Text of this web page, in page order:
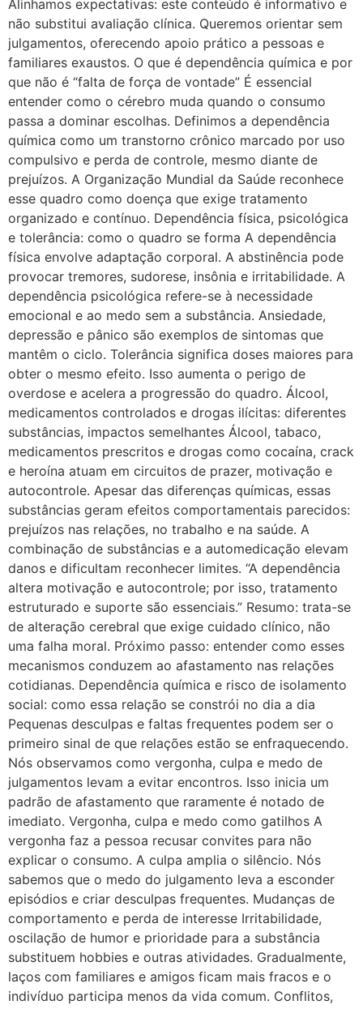
Alinhamos expectativas: este conteúdo é informativo e
não substitui avaliação clínica. Queremos orientar sem
julgamentos, oferecendo apoio prático a pessoas e
familiares exaustos. O que é dependência química e por
que não é “falta de força de vontade” É essencial
entender como o cérebro muda quando o consumo
passa a dominar escolhas. Definimos a dependência
química como um transtorno crônico marcado por uso
compulsivo e perda de controle, mesmo diante de
prejuízos. A Organização Mundial da Saúde reconhece
esse quadro como doença que exige tratamento
organizado e contínuo. Dependência física, psicológica
e tolerância: como o quadro se forma A dependência
física envolve adaptação corporal. A abstinência pode
provocar tremores, sudorese, insônia e irritabilidade. A
dependência psicológica refere-se à necessidade
emocional e ao medo sem a substância. Ansiedade,
depressão e pânico são exemplos de sintomas que
mantêm o ciclo. Tolerância significa doses maiores para
obter o mesmo efeito. Isso aumenta o perigo de
overdose e acelera a progressão do quadro. Álcool,
medicamentos controlados e drogas ilícitas: diferentes
substâncias, impactos semelhantes Álcool, tabaco,
medicamentos prescritos e drogas como cocaína, crack
e heroína atuam em circuitos de prazer, motivação e
autocontrole. Apesar das diferenças químicas, essas
substâncias geram efeitos comportamentais parecidos:
prejuízos nas relações, no trabalho e na saúde. A
combinação de substâncias e a automedicação elevam
danos e dificultam reconhecer limites. “A dependência
altera motivação e autocontrole; por isso, tratamento
estruturado e suporte são essenciais.” Resumo: trata-se
de alteração cerebral que exige cuidado clínico, não
uma falha moral. Próximo passo: entender como esses
mecanismos conduzem ao afastamento nas relações
cotidianas. Dependência química e risco de isolamento
social: como essa relação se constrói no dia a dia
Pequenas desculpas e faltas frequentes podem ser o
primeiro sinal de que relações estão se enfraquecendo.
Nós observamos como vergonha, culpa e medo de
julgamentos levam a evitar encontros. Isso inicia um
padrão de afastamento que raramente é notado de
imediato. Vergonha, culpa e medo como gatilhos A
vergonha faz a pessoa recusar convites para não
explicar o consumo. A culpa amplia o silêncio. Nós
sabemos que o medo do julgamento leva a esconder
episódios e criar desculpas frequentes. Mudanças de
comportamento e perda de interesse Irritabilidade,
oscilação de humor e prioridade para a substância
substituem hobbies e outras atividades. Gradualmente,
laços com familiares e amigos ficam mais fracos e o
indivíduo participa menos da vida comum. Conflitos,